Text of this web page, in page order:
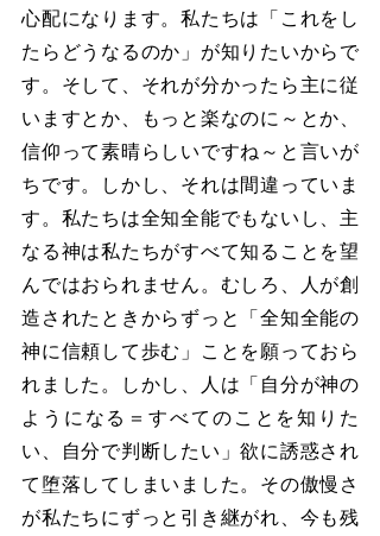
心配になります。私たちは「これをし
たらどうなるのか」が知りたいからで
す。そして、それが分かったら主に従
いますとか、もっと楽なのに～とか、
信仰って素晴らしいですね～と言いが
ちです。しかし、それは間違っていま
す。私たちは全知全能でもないし、主
なる神は私たちがすべて知ることを望
んではおられません。むしろ、人が創
造されたときからずっと「全知全能の
神に信頼して歩む」ことを願っておら
れました。しかし、人は「自分が神の
ようになる＝すべてのことを知りた
い、自分で判断したい」欲に誘惑され
て堕落してしまいました。その傲慢さ
が私たちにずっと引き継がれ、今も残